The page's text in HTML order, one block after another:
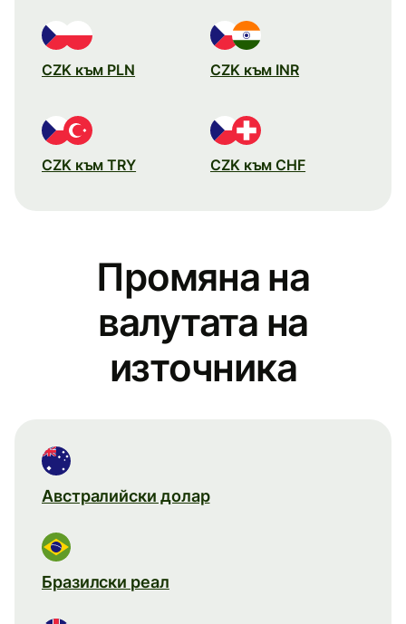
CZK към PLN CZK към INR
CZK към TRY CZK към CHF
Промяна на
валутата на
източника
Австралийски долар
Бразилски реал